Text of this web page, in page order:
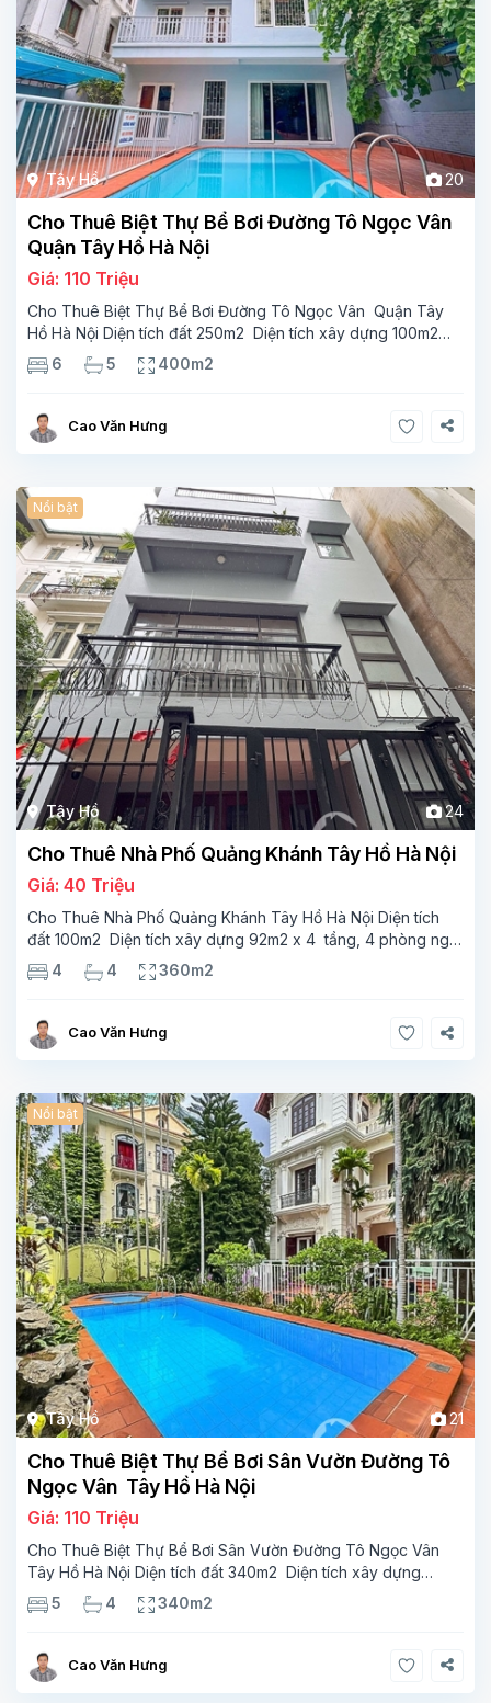
Tây Hồ 20
Cho Thuê Biệt Thự Bể Bơi Đường Tô Ngọc Vân
Quận Tây Hồ Hà Nội
Giá: 110 Triệu
Cho Thuê Biệt Thự Bể Bơi Đường Tô Ngọc Vân Quận Tây
Hồ Hà Nội Diện tích đất 250m2 Diện tích xây dựng 100m2
Xây 4 tầng, 6 phòng ngủ 5 phòng tắm Tầng 1, , phòng
khách , phòng bếp-1wc Tầng 2, 2 phòng
6 5 400m2
Cao Văn Hưng
Tây Hồ 24
Nổi bật
Cho Thuê Nhà Phố Quảng Khánh Tây Hồ Hà Nội
Giá: 40 Triệu
Cho Thuê Nhà Phố Quảng Khánh Tây Hồ Hà Nội Diện tích
đất 100m2 Diện tích xây dựng 92m2 x 4 tầng, 4 phòng ngủ
3 phòng tắm Tầng 1 – phòng bếp-1wc Tầng 2– phòng khách
, 1 phòng ngủ,1 phòng tắm Tầng 3- 2
4 4 360m2
Cao Văn Hưng
Tây Hồ 21
Nổi bật
Cho Thuê Biệt Thự Bể Bơi Sân Vườn Đường Tô
Ngọc Vân Tây Hồ Hà Nội
Giá: 110 Triệu
Cho Thuê Biệt Thự Bể Bơi Sân Vườn Đường Tô Ngọc Vân
Tây Hồ Hà Nội Diện tích đất 340m2 Diện tích xây dựng
110m2 Xây 3 tầng, 5 phòng ngủ 4 phòng tắm Tầng 1, ,
phòng khách , phòng bếp-1wc Tầng 2, 3
5 4 340m2
Cao Văn Hưng